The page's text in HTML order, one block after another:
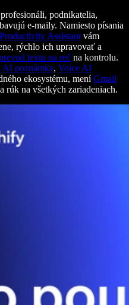
podnikatelia,
e-maily. Namiesto písania
Assistant vám
rýchlo ich upravovať a
textu na reč na kontrolu.
AI poznámky, Voice AI
ekosystému, meníGmail
rúk na všetkých zariadeniach.